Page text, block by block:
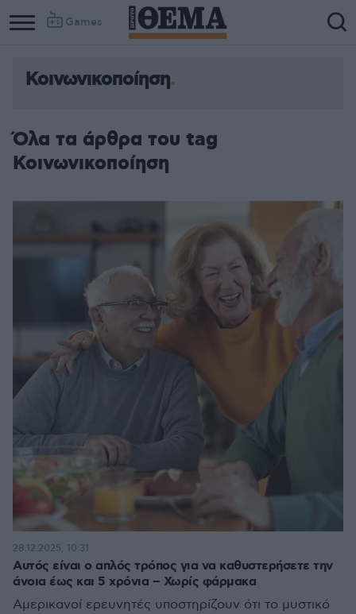
Games
Κοινωνικοποίηση
Όλα τα άρθρα του tag
Κοινωνικοποίηση
Αυτός είναι ο απλός τρόπος για να καθυστερήσετε την
άνοια έως και 5 χρόνια – Χωρίς φάρμακα
Αμερικανοί ερευνητές υποστηρίζουν ότι το μυστικό
28.12.2025, 10:31